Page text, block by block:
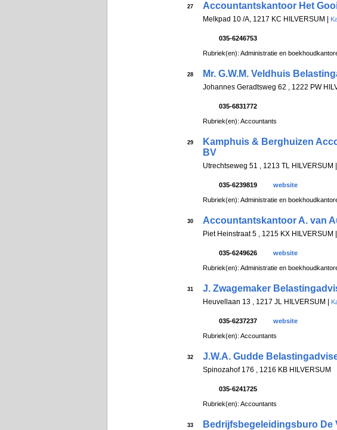
27 Accountantskantoor Het
Melkpad 10 /A, 1217 KC HILVERSUM |
035-6246753
Rubriek(en): Administratie en
28 Mr. G.W.M. Veldhuis
Johannes Geradtsweg 62 , 1222 PW
035-6831772
Rubriek(en): Accountants
29
Kamphuis & Berghuizen
BV
Utrechtseweg 51 , 1213 TL HILVERSUM |
035-6239819 website
Rubriek(en): Administratie en
30 Accountantskantoor A. van
Piet Heinstraat 5 , 1215 KX HILVERSUM |
035-6249626 website
Rubriek(en): Administratie en
31 J. Zwagemaker
Heuvellaan 13 , 1217 JL HILVERSUM |
035-6237237 website
Rubriek(en): Accountants
32 J.W.A. Gudde
Spinozahof 176 , 1216 KB HILVERSUM
035-6241725
Rubriek(en): Accountants
33 Bedrijfsbegeleidingsburo De